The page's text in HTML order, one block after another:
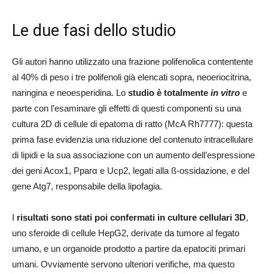
Le due fasi dello studio
Gli autori hanno utilizzato una frazione polifenolica contentente
al 40% di peso i tre polifenoli già elencati sopra, neoeriocitrina,
naringina e neoesperidina. Lo studio è totalmente in vitro e
parte con l’esaminare gli effetti di questi componenti su una
cultura 2D di cellule di epatoma di ratto (McA Rh7777): questa
prima fase evidenzia una riduzione del contenuto intracellulare
di lipidi e la sua associazione con un aumento dell’espressione
dei geni Acox1, Pparα e Ucp2, legati alla ß-ossidazione, e del
gene Atg7, responsabile della lipofagia.
I risultati sono stati poi confermati in culture cellulari 3D,
uno sferoide di cellule HepG2, derivate da tumore al fegato
umano, e un organoide prodotto a partire da epatociti primari
umani. Ovviamente servono ulteriori verifiche, ma questo